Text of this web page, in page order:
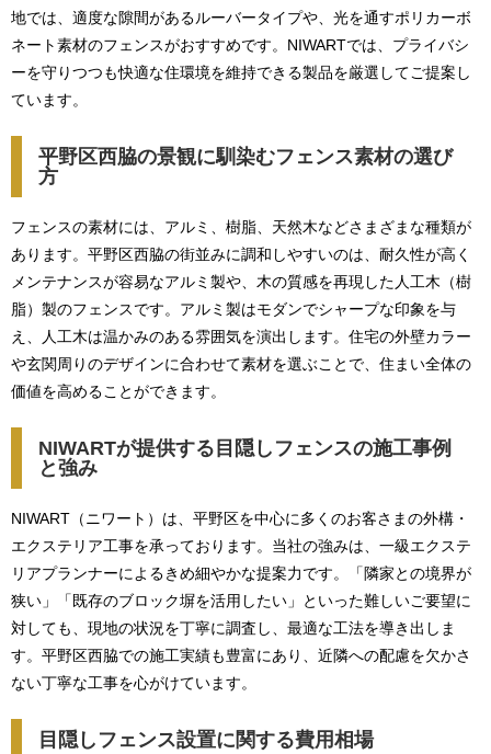
地では、適度な隙間があるルーバータイプや、光を通すポリカーボ
ネート素材のフェンスがおすすめです。NIWARTでは、プライバシ
ーを守りつつも快適な住環境を維持できる製品を厳選してご提案し
ています。
平野区西脇の景観に馴染むフェンス素材の選び
方
フェンスの素材には、アルミ、樹脂、天然木などさまざまな種類が
あります。平野区西脇の街並みに調和しやすいのは、耐久性が高く
メンテナンスが容易なアルミ製や、木の質感を再現した人工木（樹
脂）製のフェンスです。アルミ製はモダンでシャープな印象を与
え、人工木は温かみのある雰囲気を演出します。住宅の外壁カラー
や玄関周りのデザインに合わせて素材を選ぶことで、住まい全体の
価値を高めることができます。
NIWARTが提供する目隠しフェンスの施工事例
と強み
NIWART（ニワート）は、平野区を中心に多くのお客さまの外構・
エクステリア工事を承っております。当社の強みは、一級エクステ
リアプランナーによるきめ細やかな提案力です。「隣家との境界が
狭い」「既存のブロック塀を活用したい」といった難しいご要望に
対しても、現地の状況を丁寧に調査し、最適な工法を導き出しま
す。平野区西脇での施工実績も豊富にあり、近隣への配慮を欠かさ
ない丁寧な工事を心がけています。
目隠しフェンス設置に関する費用相場